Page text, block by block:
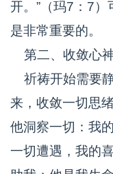
开。”（玛7：7
是非常重要的。
第二、收敛心神
祈祷开始需要
来，收敛一切思
他洞察一切：我
一切遭遇，我的